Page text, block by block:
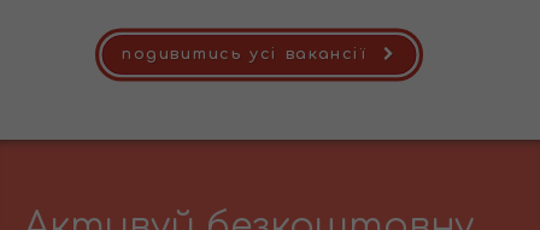
подивитись усі вакансії